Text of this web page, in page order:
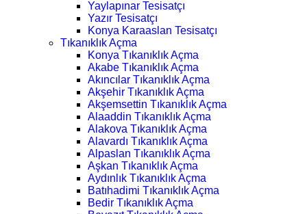
Yaylapınar Tesisatçı
Yazır Tesisatçı
Konya Karaaslan Tesisatçı
Tıkanıklık Açma
Konya Tıkanıklık Açma
Akabe Tıkanıklık Açma
Akıncılar Tıkanıklık Açma
Akşehir Tıkanıklık Açma
Akşemsettin Tıkanıklık Açma
Alaaddin Tıkanıklık Açma
Alakova Tıkanıklık Açma
Alavardı Tıkanıklık Açma
Alpaslan Tıkanıklık Açma
Aşkan Tıkanıklık Açma
Aydınlık Tıkanıklık Açma
Batıhadimi Tıkanıklık Açma
Bedir Tıkanıklık Açma